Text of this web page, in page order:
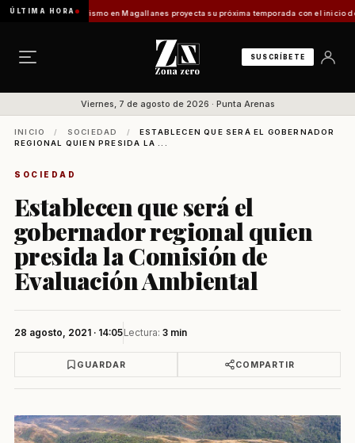
ÚLTIMA HORA
Vladilo] Turismo en Magallanes proyecta su próxima temporada con el inicio de
SUSCRÍBETE
Viernes, 7 de agosto de 2026 · Punta Arenas
INICIO / SOCIEDAD /
ESTABLECEN QUE SERÁ EL GOBERNADOR
REGIONAL QUIEN PRESIDA LA ...
SOCIEDAD
Establecen que será el
gobernador regional quien
presida la Comisión de
Evaluación Ambiental
28 agosto, 2021 · 14:05Lectura: 3 min
GUARDAR COMPARTIR